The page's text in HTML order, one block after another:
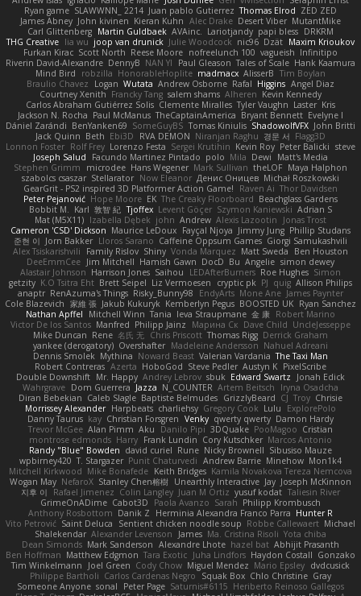
Ryan game SLAWWNN_ 2214 Juan pablo Gutierrez Thomas Elrod ZED ZED
James Abney John kivinen Kieran Kuhn Alec Drake Desert Viber MutantMike
Carl Glittenberg Martin Guldbaek AVAinc. Lariotjandy papi bless DRKRM
THG Creative lia wu joop van drunick Julie Woodcock nic96 Dzät Maxim Krioukov
Furkan Kirac Scott North Reese Moore nofreelunch 100 vagueish Infinitipo
Riverin David-Alexandre DennyB NAN YI Paul Gleason Tales of Scale Hank Kaamura
Mind Bird
robzilla HonorableHoplite madmacx AlisserB Tim Boylan
Braulio Chavez
Logan Wutata Andrew Osborne Rafal Higgins Angel Diaz
Courtney Xenith Francky Tang salem shams Alheren Kevin Kennedy
Carlos Abraham Gutiérrez Solis Clemente Miralles Tyler Vaughn Laster Kris
Jackson N. Rocha Paul McManus TheCaptainAmerica Bryant Bennett Evelyne I
Dániel Zarándi BenYanken69 SomeGuyBS Tomas Kiniulis ShadowolfVFX John Britti
Jack Quinn Beth Ebi3D RVA DEMON Niranjan Raghu 경문 서 Flagg3D
Lonnon Foster Rolf Frey Lorenzo Festa Sergei Krutihin Kevin Roy Peter Balicki steve
Joseph Salud
Facundo Martinez Pintado polo Mila Dewi
Matt's Media
Stephen Grimm
microdee Hans Wegener Mark Sullivan theLOF Maya Halphon
szabolcs csaszar Stellarator Now Eleanor Денис Оницев Michał Roszkowski
GearGrit - PS2 inspired 3D Platformer Action Game!
Raven Ai Thor Davidsen
Peter Pejanović Hope Moore EK The Creaky Floorboard Beachglass Gardens
Bobbit M. Karl 敦智 紀 Tjoffex Levent Göçer Szymon Kaniewski Adrian S
Mat (M5X11) Izabella Dębek john Andrew Alexis Lazootin
Jonas Trost
Cameron 'CSD' Dickson Maurice LeDoux Fayçal Njoya Jimmy Jung Phillip Studans
준현 이 Jorn Bakker Lloros Sarano Caffeine Oppsum Games Giorgi Samukashvili
Alex Tsiskarishvili
Family Rislov Shiny Vonda Marquez Matt Sweda
Ben Houston
DeeEmmCee Jim Mitchell Hamish Gawn DocD Bu Angelie simon dewey
Alastair Johnson Harrison Jones Saihou LEDAfterBurners Roe Hughes Simon
getzity K.O Tsitra Eht Brett Seipel Liz Vermoesen cryptic pk PJ quig Allison Philips
anaptr RenAzuma's Things Risky_Bunny98 EndyArts Mone Ane James Paynter
Cole Blazevich 家維 張 Jakub Kukuryk Kemberlyn Pegus BOOSTED UK Ryan Sanchez
Nathan Apffel
Mitchell Winn Tania Ieva Straupmane 金 康 Robert Marino
Victor De los Santos Manfred Philipp Jainz Марина Ск Dave Child UncleJesseppe
Mike Duncan Rene 名氏 无 Chris Priscott Thomas Rigg Derrick Graham
yankee (derogatory) Overshafter Madeleine Andersson Nahuel Adreani
Dennis Smolek Mythina Noward Beast Valerian Vardania The Taxi Man
Robert Contreras Azerta HoboGod Steve Pedler Austyn K PixelScribe
Double Downshift Mr. Happy Andrey Lebrov sbuk Edward Swartz
Jonah Edick
Wahrgrave Dom Guerrera Jazza N_COUNTER Artem Beitsch
Iryna Osadcha
Diran Bebekian Caleb Slagle Baptiste Belmudes GrizzlyBeard CJ Troy Chrisie
Morrissey Alexander Harpbeats charliehsy Gregory Cook Lulu
ExplorePolo
Danny Taurus kay Christian Forsgren Venky qwerty qwerty Damon Hardy
Trevor McGee Alan Pimm Aku Danilo Pipi 3DQuake PooMagoo Cristian
montrose edmonds Harry Frank Lundin Cory Kutschker Marcos Antonio
Randy "Blue" Bowden david curiel Rune Nicky Brownell Sibusiso Mauze
wpbirney420 T. Stargazer Punit Chaturvedi Andrew Barrie Minehow Mon1k4
Mitchell Kirkwood Mike Bonafede Keith Bridges Kamila Novakova Tereza Nemcova
Wogan May NefaroX Stanley Chen榕樹 Unearthly Interactive Jay Joseph McKinnon
지후 이
Rafael Jimenez Colin Langley Juan M Ortiz yusuf kodat Taliesin River
GrimeOnADime Cabot3D Paola Avanzo Sarah Philipp Krombusch
Anthony Rosbottom Danik Z Herminia Alexandra Franco Parra Hunter R
Vito Petrović Saint Deluca Sentient chicken noodle soup Robbe Callewaert Michael
Shalekendar Alexander Levenson James Ma. Cristina Risoli Yota chiba
Dean Simonds Mark Sanderson Alexandre Lhote hazel bat Abhijit Prasanth
Ben Hoffman Matthew Edgmon Tara Exotic Juha Lindfors Haydon Costall Gonzako
Tim Winkelmann
Joel Green Cody Chow Miguel Mendez Mario Epsley dvdcusick
Philippe Bartholi Carlos Cardenas Negro Squak Box Chlo Christine Gray
Someone Anyone sonal Peter Page Saturnis#6115 Heriberto Reinoso Gallegos